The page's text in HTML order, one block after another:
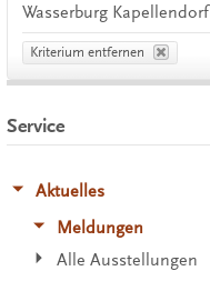
Wasserburg Kapellendorf
Kriterium entfernen
Service
Aktuelles
Meldungen
Alle Ausstellungen